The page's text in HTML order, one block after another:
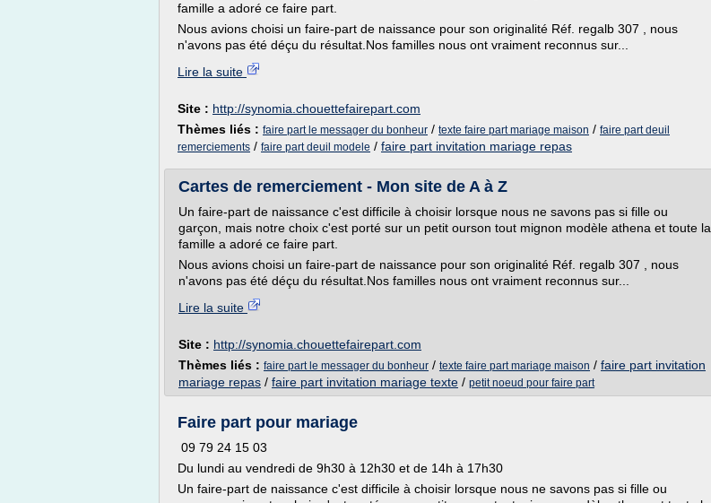
famille a adoré ce faire part.
Nous avions choisi un faire-part de naissance pour son originalité Réf. regalb 307 , nous
n'avons pas été déçu du résultat.Nos familles nous ont vraiment reconnus sur...
Lire la suite
Site : http://synomia.chouettefairepart.com
Thèmes liés : faire part le messager du bonheur / texte faire part mariage maison / faire part deuil
remerciements / faire part deuil modele / faire part invitation mariage repas
Cartes de remerciement - Mon site de A à Z
Un faire-part de naissance c'est difficile à choisir lorsque nous ne savons pas si fille ou
garçon, mais notre choix c'est porté sur un petit ourson tout mignon modèle athena et toute la
famille a adoré ce faire part.
Nous avions choisi un faire-part de naissance pour son originalité Réf. regalb 307 , nous
n'avons pas été déçu du résultat.Nos familles nous ont vraiment reconnus sur...
Lire la suite
Site : http://synomia.chouettefairepart.com
Thèmes liés : faire part le messager du bonheur / texte faire part mariage maison / faire part invitation
mariage repas / faire part invitation mariage texte / petit noeud pour faire part
Faire part pour mariage
09 79 24 15 03
Du lundi au vendredi de 9h30 à 12h30 et de 14h à 17h30
Un faire-part de naissance c'est difficile à choisir lorsque nous ne savons pas si fille ou